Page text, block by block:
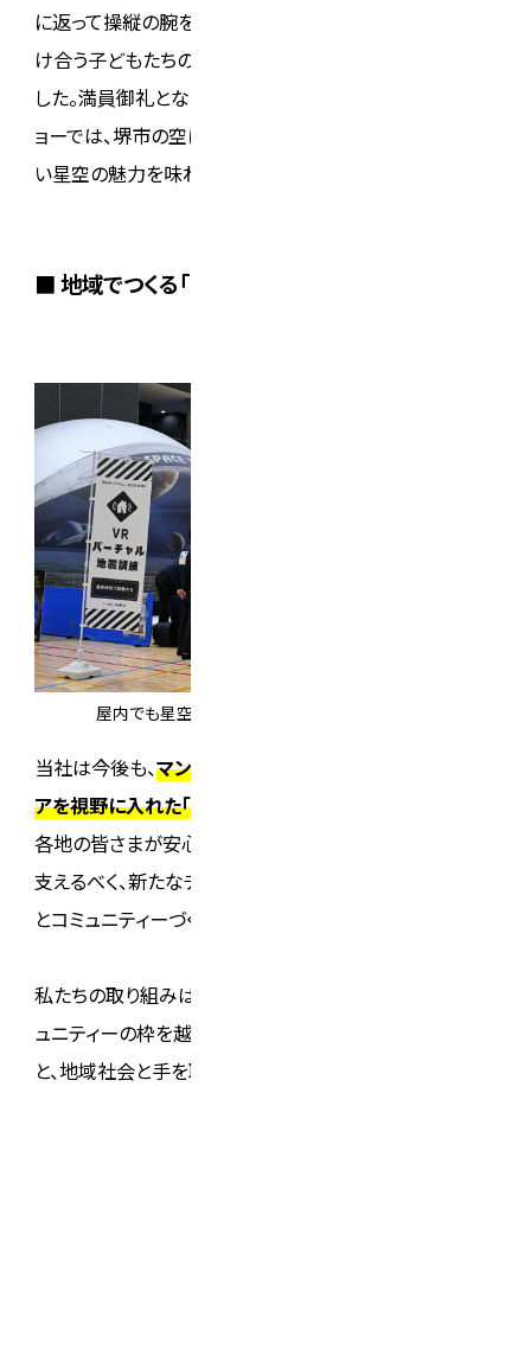
に返って操縦の腕を披露される方、「右！」「左！」と声を掛
け合う子どもたちの熱気に包まれ、終始賑わいを見せま
した。満員御礼となる上映回も多かったプラネタリウムシ
ョーでは、堺市の空に輝く星座について学びながら、美し
い星空の魅力を味わうひとときとなりました。
■ 地域でつくる「安心」と「絆」
屋内でも星空を堪能できるプラネタリウムショー
当社は今後も、マンションや施設の枠を超え、地域やエリ
アを視野に入れた「共助・自助の輪」を広げてまいります。
各地の皆さまが安心して暮らせる「あたりまえの毎日」を
支えるべく、新たなチャレンジと連携を重ね、防災力向上
とコミュニティーづくりに貢献していきます。
私たちの取り組みは、「The Social Company」そして「コミ
ュニティーの枠を越えて、もっとソーシャルに。」の理念のも
と、地域社会と手を取り合いながら進化してまいります。